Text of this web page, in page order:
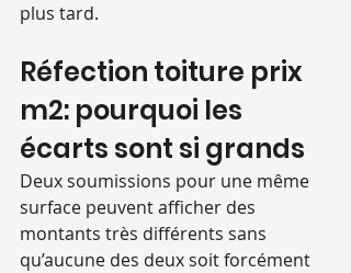
plus tard.
Réfection toiture prix
m2: pourquoi les
écarts sont si grands
Deux soumissions pour une même
surface peuvent afficher des
montants très différents sans
qu’aucune des deux soit forcément